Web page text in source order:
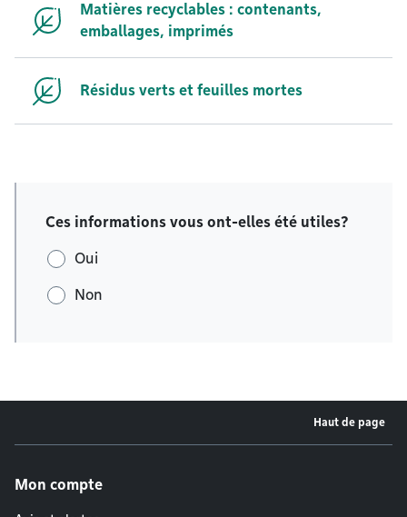
Matières recyclables : contenants,
emballages, imprimés
Résidus verts et feuilles mortes
Ces informations vous ont-elles été utiles?
Oui
Non
Haut de page
Mon compte